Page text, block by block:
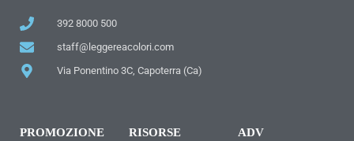
392 8000 500
staff@leggereacolori.com
Via Ponentino 3C, Capoterra (Ca)
PROMOZIONE
RISORSE ADV